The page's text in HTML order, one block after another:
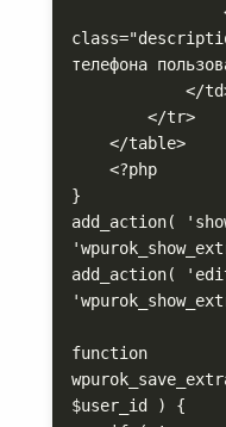
телефона
}
add_action(
add_action(
function
$user_id ) {